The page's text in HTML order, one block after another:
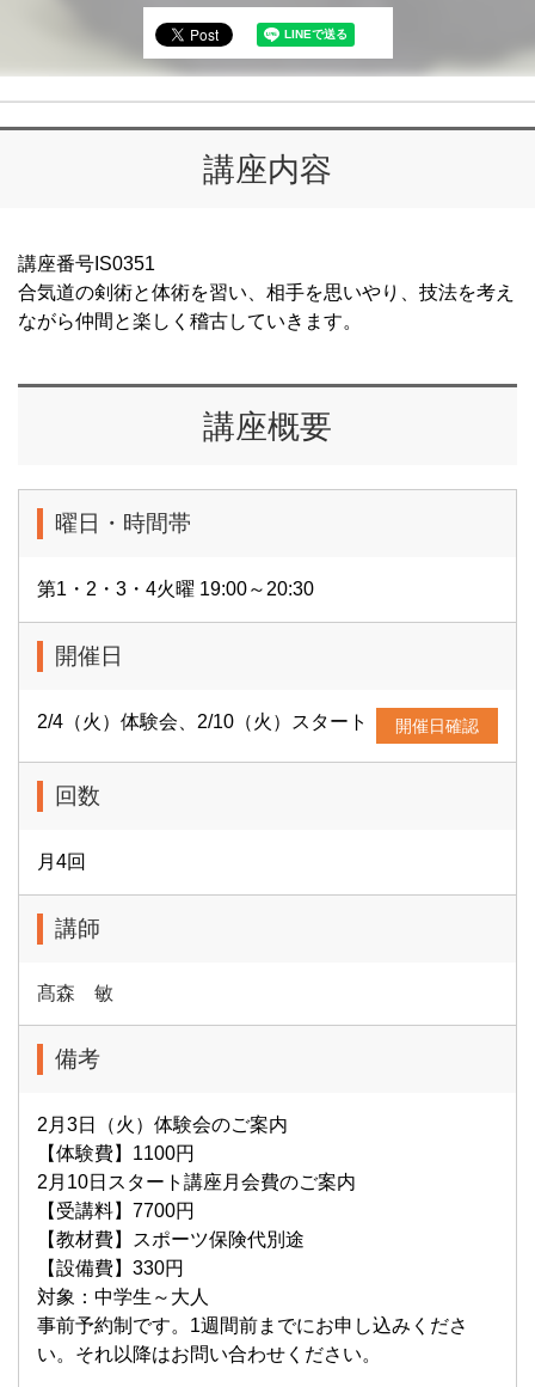
講座内容
講座番号IS0351
合気道の剣術と体術を習い、相手を思いやり、技法を考え
ながら仲間と楽しく稽古していきます。
講座概要
曜日・時間帯
第1・2・3・4火曜 19:00～20:30
開催日
2/4（火）体験会、2/10（火）スタート 開催日確認
回数
月4回
講師
髙森 敏
備考
2月3日（火）体験会のご案内
【体験費】1100円
2月10日スタート講座月会費のご案内
【受講料】7700円
【教材費】スポーツ保険代別途
【設備費】330円
対象：中学生～大人
事前予約制です。1週間前までにお申し込みくださ
い。それ以降はお問い合わせください。